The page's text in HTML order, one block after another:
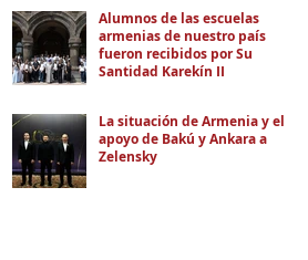
Alumnos de las escuelas
armenias de nuestro país
fueron recibidos por Su
Santidad Karekín II
La situación de Armenia y el
apoyo de Bakú y Ankara a
Zelensky